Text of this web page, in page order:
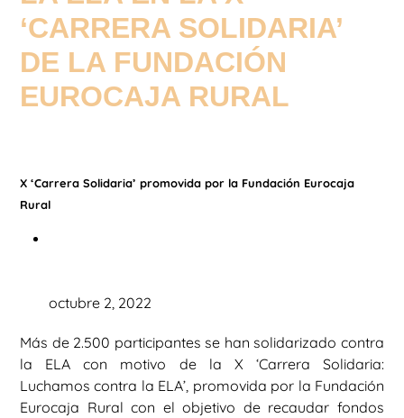
‘CARRERA SOLIDARIA’
DE LA FUNDACIÓN
EUROCAJA RURAL
X ‘Carrera Solidaria’ promovida por la Fundación Eurocaja
Rural
octubre 2, 2022
Más de 2.500 participantes se han solidarizado contra
la ELA con motivo de la X ‘Carrera Solidaria:
Luchamos contra la ELA’, promovida por la Fundación
Eurocaja Rural con el objetivo de recaudar fondos